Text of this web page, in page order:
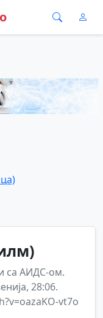
са АИДС-ом.
28:06.
vt7o